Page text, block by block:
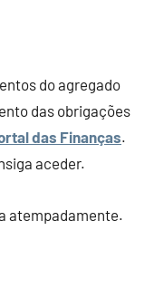
do agregado
das obrigações
das Finanças.
aceder.
atempadamente.